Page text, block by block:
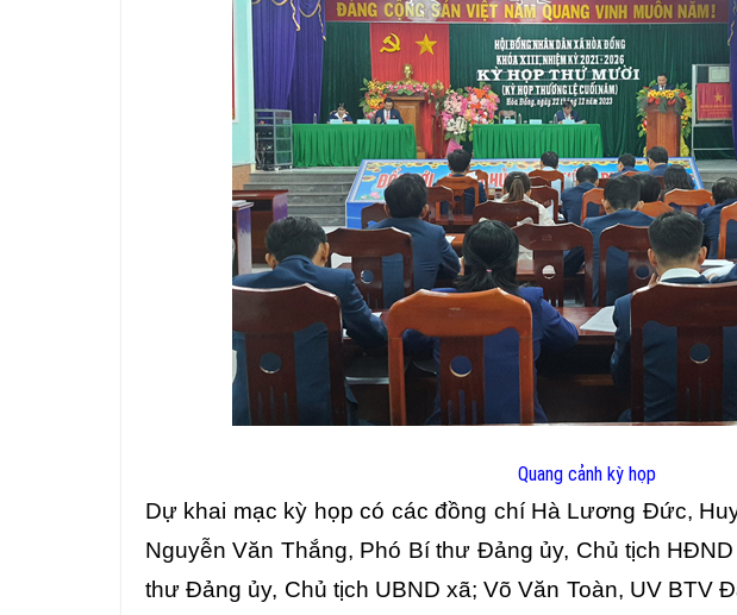
Quang cảnh kỳ họp
Dự khai mạc kỳ họp có các đồng chí Hà Lương Đức,
Nguyễn Văn Thắng, Phó Bí thư Đảng ủy, Chủ tịch
thư Đảng ủy, Chủ tịch UBND xã; Võ Văn Toàn, UV BTV